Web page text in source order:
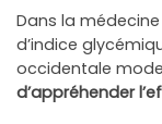
Dans la
d’indice
occidentale
d’appréhender